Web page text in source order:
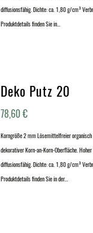
diffusionsfähig. Dichte: ca. 1,80 g/cm³
Produktdetails finden Sie in…
Deko Putz 20
78,60€
Korngröße 2 mm Lösemittelfreier
dekorativer Korn-an-Korn-Oberfläche.
diffusionsfähig. Dichte: ca. 1,80 g/cm³
Produktdetails finden Sie in der…